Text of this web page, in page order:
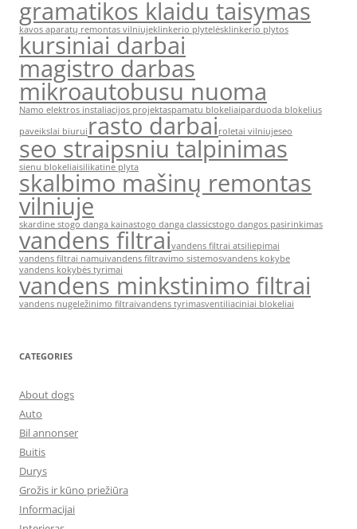
gramatikos klaidu taisymas
kavos aparatų remontas vilniujeklinkerio plytelėsklinkerio plytos
kursiniai darbai
magistro darbas
mikroautobusu nuoma
Namo elektros instaliacijos projektaspamatu blokeliaiparduoda blokelius
paveikslai biurui rasto darbai roletai vilniujeseo
seo straipsniu talpinimas
sienu blokeliaisilikatine plyta
skalbimo mašinų remontas
vilniuje
skardine stogo danga kainastogo danga classicstogo dangos pasirinkimas
vandens filtraivandens filtrai atsiliepimai
vandens filtrai namuivandens filtravimo sistemosvandens kokybe
vandens kokybės tyrimai
vandens minkstinimo filtrai
vandens nugeležinimo filtraivandens tyrimasventiliaciniai blokeliai
CATEGORIES
About dogs
Auto
Bil annonser
Buitis
Durys
Grožis ir kūno priežiūra
Informacijai